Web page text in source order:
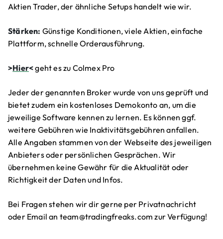
Aktien Trader, der ähnliche Setups handelt wie wir.
Stärken: Günstige Konditionen, viele Aktien, einfache
Plattform, schnelle Orderausführung.
>Hier<geht es zu Colmex Pro
Jeder der genannten Broker wurde von uns geprüft und
bietet zudem ein kostenloses Demokonto an, um die
jeweilige Software kennen zu lernen. Es können ggf.
weitere Gebühren wie Inaktivitätsgebühren anfallen.
Alle Angaben stammen von der Webseite des jeweiligen
Anbieters oder persönlichen Gesprächen. Wir
übernehmen keine Gewähr für die Aktualität oder
Richtigkeit der Daten und Infos.
Bei Fragen stehen wir dir gerne per Privatnachricht
oder Email an team@tradingfreaks.com zur Verfügung!